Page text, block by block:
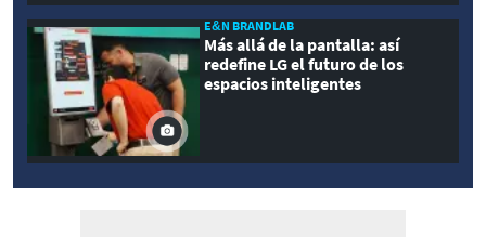
E&N BRANDLAB
Más allá de la pantalla: así
redefine LG el futuro de los
espacios inteligentes